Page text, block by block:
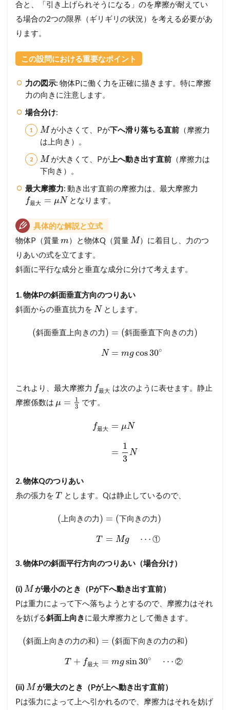
未
の
力
へ
完
全
ス
ー
講
3
題
8
岐
阜
大
＋
東
)
3.1
設
考
え
方
セ
ま
徹
底
メ
ン
バ
シ
プ
す
合と、「引き上げられそうになる」のを摩擦が耐えてい
る場合の2つの限界（ギリギリの状況）を考える必要があ
ります。
この設問における重要なポイント
力の図示: 物体Pに働く力を正確に描きます。特に摩擦
力の向きに注意します。
場合分け:
Mが小さくて、Pが下へ滑り落ちる直前 （摩擦力
は上向き）。
Mが大きくて、Pが 上へ動き出す直前 （摩擦力は
下向き）。
最大摩擦力: 動き出す直前の摩擦力は、最大摩擦力
f最大 = μNとなります。
具体的な解説と立式
物体P（質量m）と物体Q（質量M）に着目し、力のつ
りあいの式を立てます。
斜面に平行な成分と垂直な成分に分けて考えます。
1. 物体Pの斜面垂直方向のつりあい
斜面からの垂直抗力を N とします。
(斜面垂直 上向 きの力)
N
= (斜面垂直下向 きの力)
= mgcos30∘
これより、最大摩擦力 f最大 は次のように表せます。静止
摩擦係数は μ =
1
3 です。
f最大 = μN
=
1
3
N
2. 物体Qのつりあい
糸の張力を T とします。Qは静止しているので、
(上向 きの力)
T
= (下向 きの力)
= Mg ⋯ ①
3. 物体Pの斜面平行方向のつりあい（場合分け）
(i) Mが最小のとき（Pが下へ動き出す直前）
Pは重力によって下へ落ちようとするので、摩擦力はそれ
を妨げる斜面上向きに最大摩擦力として働きます。
(斜面 上向 きの力の和)
T + f最大
= (斜面下向 きの力の和)
= mgsin30∘ ⋯ ②
(ii) Mが最大のとき（Pが上へ動き出す直前）
Pは張力によって上へ引かれるので、摩擦力はそれを妨げ